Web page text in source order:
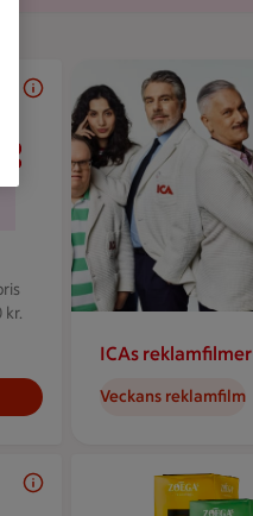
kr.
st
ICAs reklamfilmer
Veckans reklamfilm